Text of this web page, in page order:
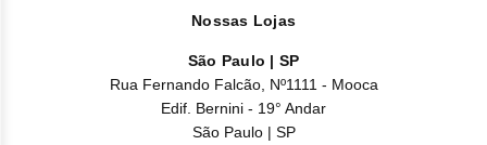
Nossas Lojas
São Paulo | SP
Rua Fernando Falcão, Nº1111 - Mooca
Edif. Bernini - 19° Andar
São Paulo | SP